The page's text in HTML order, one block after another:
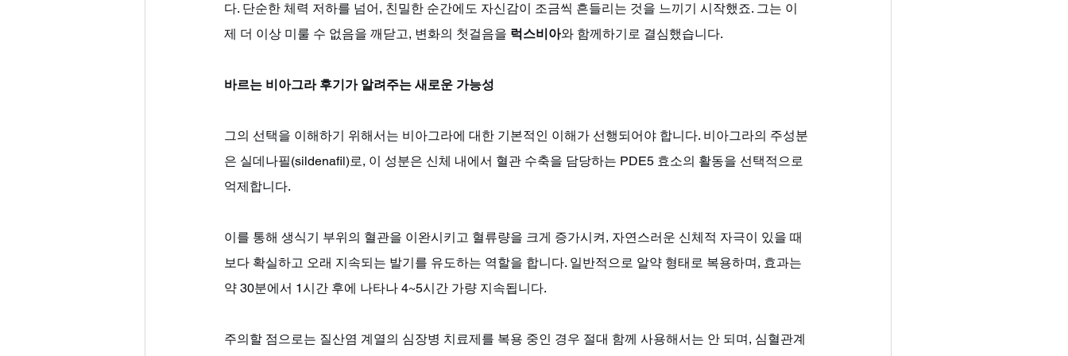
다. 단순한 체력 저하를 넘어, 친밀한 순간에도 자신감이 조금씩 흔들리는 것을 느끼기 시작했죠. 그는 이
제 더 이상 미룰 수 없음을 깨닫고, 변화의 첫걸음을 럭스비아와 함께하기로 결심했습니다.
바르는 비아그라 후기가 알려주는 새로운 가능성
그의 선택을 이해하기 위해서는 비아그라에 대한 기본적인 이해가 선행되어야 합니다. 비아그라의 주성분
은 실데나필(sildenafil)로, 이 성분은 신체 내에서 혈관 수축을 담당하는 PDE5 효소의 활동을 선택적으로
억제합니다.
이를 통해 생식기 부위의 혈관을 이완시키고 혈류량을 크게 증가시켜, 자연스러운 신체적 자극이 있을 때
보다 확실하고 오래 지속되는 발기를 유도하는 역할을 합니다. 일반적으로 알약 형태로 복용하며, 효과는
약 30분에서 1시간 후에 나타나 4~5시간 가량 지속됩니다.
주의할 점으로는 질산염 계열의 심장병 치료제를 복용 중인 경우 절대 함께 사용해서는 안 되며, 심혈관계